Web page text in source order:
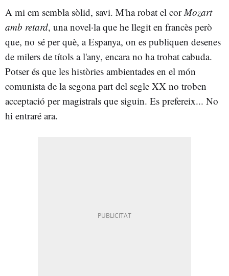
A mi em sembla sòlid, savi. M'ha robat el cor Mozart
amb retard, una novel·la que he llegit en francès però
que, no sé per què, a Espanya, on es publiquen desenes
de milers de títols a l'any, encara no ha trobat cabuda.
Potser és que les històries ambientades en el món
comunista de la segona part del segle XX no troben
acceptació per magistrals que siguin. Es prefereix... No
hi entraré ara.